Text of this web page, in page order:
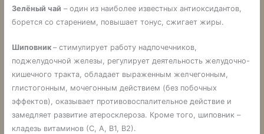
Зелёный чай – один из наиболее известных антиоксидантов,
борется со старением, повышает тонус, сжигает жиры.
Шиповник – стимулирует работу надпочечников,
поджелудочной железы, регулирует деятельность желудочно-
кишечного тракта, обладает выраженным желчегонным,
глистогонным, мочегонным действием (без побочных
эффектов), оказывает противовоспалительное действие и
замедляет развитие атеросклероза. Кроме того, шиповник –
кладезь витаминов (С, А, В1, В2).